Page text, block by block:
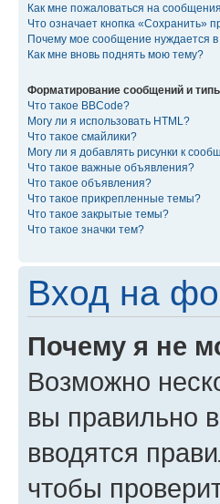
Как мне пожаловаться на
Что означает кнопка «Сохранить»
Почему мое сообщение нуждается
Как мне вновь поднять мою тему?
Форматирование сообщений и
Что такое BBCode?
Могу ли я использовать HTML?
Что такое смайлики?
Могу ли я добавлять рисунки к
Что такое важные объявления?
Что такое объявления?
Что такое прикрепленные темы?
Что такое закрытые темы?
Что такое значки тем?
Вход на
Почему я не
Возможно
вы правильно
вводятся
чтобы